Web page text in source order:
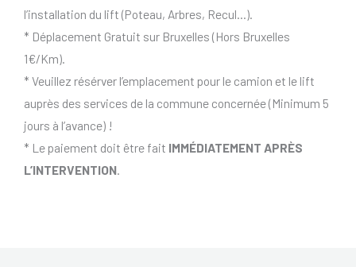
l’installation du lift (Poteau, Arbres, Recul…).
* Déplacement Gratuit sur Bruxelles (Hors Bruxelles
1€/Km).
* Veuillez résérver l’emplacement pour le camion et le lift
auprès des services de la commune concernée (Minimum 5
jours à l’avance) !
* Le paiement doit être fait IMMÉDIATEMENT APRÈS
L’INTERVENTION